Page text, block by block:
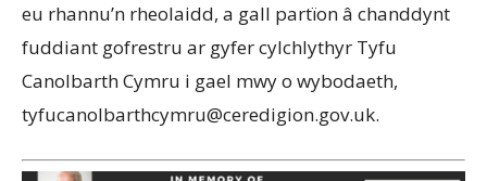
eu rhannu’n rheolaidd, a gall partïon â chanddynt
fuddiant gofrestru ar gyfer cylchlythyr Tyfu
Canolbarth Cymru i gael mwy o wybodaeth,
tyfucanolbarthcymru@ceredigion.gov.uk.